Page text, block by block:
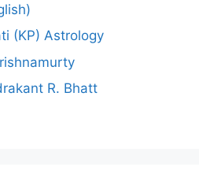
(KP) Astrology
R. Bhatt